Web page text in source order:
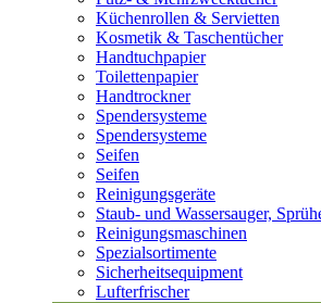
Küchenrollen & Servietten
Kosmetik & Taschentücher
Handtuchpapier
Toilettenpapier
Handtrockner
Spendersysteme
Spendersysteme
Seifen
Seifen
Reinigungsgeräte
Staub- und Wassersauger,
Reinigungsmaschinen
Spezialsortimente
Sicherheitsequipment
Lufterfrischer